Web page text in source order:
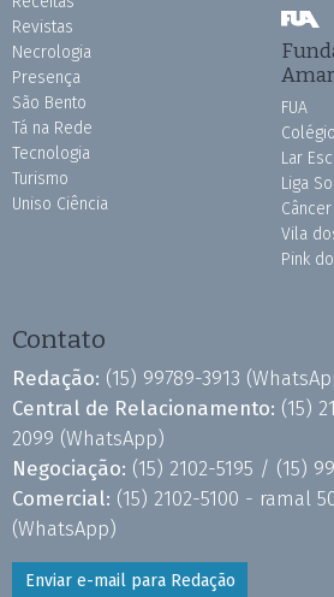
Revistas
Necrologia
Presença
São Bento
Tá na Rede
Tecnologia
Turismo
Uniso Ciência
FUA
Lar
Liga
Câncer
Vila
Pink
Contato
Redação: (15) 99789-3913
Central de Relacionamento: (15)
2099 (WhatsApp)
Negociação: (15) 2102-5195 / (15)
Comercial: (15) 2102-5100 - ramal
(WhatsApp)
Enviar e-mail para Redação